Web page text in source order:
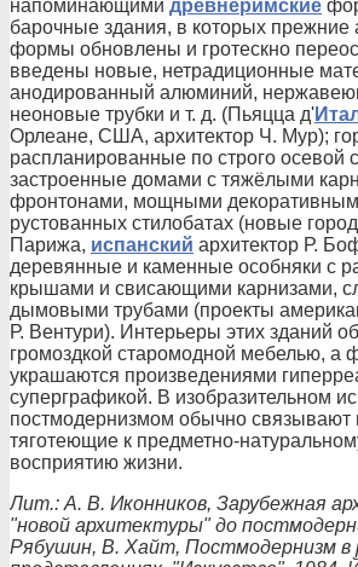
напоминающими древнеримские
барочные здания, в которых прежние
формы обновлены и гротескно
введены новые, нетрадиционные
анодированный алюминий,
неоновые трубки и т. д. (Пьяцца д'
Орлеане, США, архитектор Ч. Мур);
распланированные по строго осевой
застроенные домами с тяжёлыми
фронтонами, мощными
рустованных стилобатах (новые
Парижа, испанский архитектор Р.
деревянные и каменные особняки с
крышами и свисающими карнизами,
дымовыми трубами (проекты
Р. Вентури). Интерьеры этих зданий
громоздкой старомодной мебелью, а
украшаются произведениями
суперграфикой. В изобразительном
постмодернизмом обычно связывают
тяготеющие к предметно-
восприятию жизни.
Лит.: А. В. Иконников, Зарубежная
"новой архитектуры" до
Рябушин, В. Хайт, Постмодернизм в